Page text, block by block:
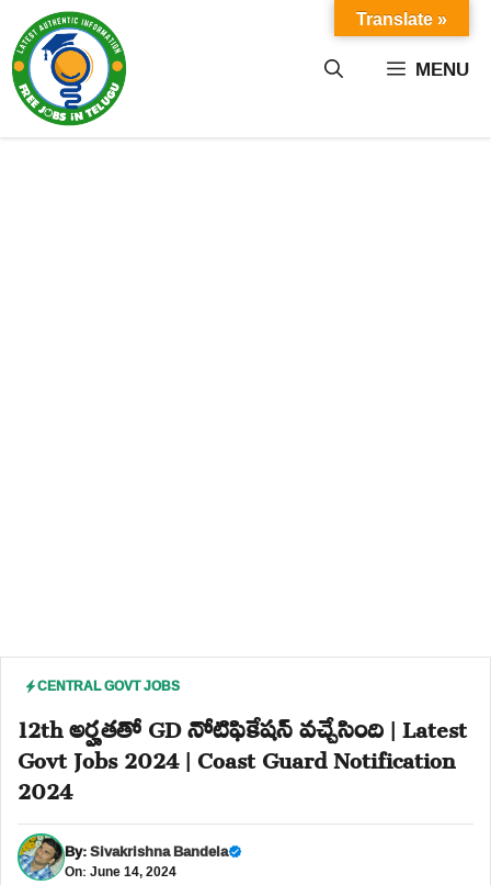
content MENU
CENTRAL GOVT JOBS
12th అర్హతతో GD నోటిఫికేషన్ వచ్చేసింది | Latest
Govt Jobs 2024 | Coast Guard Notification
2024
By:Sivakrishna Bandela
On: June 14, 2024
Translate »